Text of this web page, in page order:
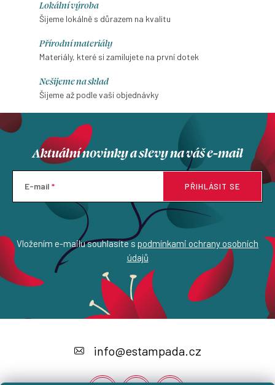
Lokální výroba
Šijeme lokálně s důrazem na kvalitu
Přírodní materiály
Materiály, které si zamilujete na první dotek
Nešijeme na sklad
Šijeme až podle vaší objednávky
Aktuální novinky a slevy na váš e-mail
E-mail
Vložením e-mailu souhlasíte s podmínkami ochrany osobních
údajů
PŘIHLÁSIT SE
info@estampada.cz